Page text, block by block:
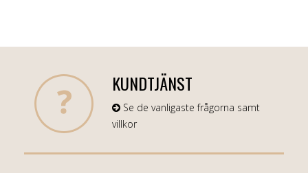
KUNDTJÄNST
Se de vanligaste frågorna samt
villkor